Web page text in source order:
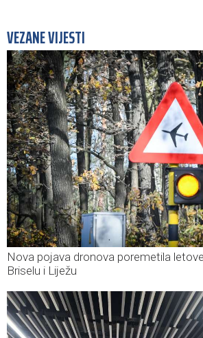
VEZANE VIJESTI
Nova pojava dronova poremetila
Briselu i Liježu